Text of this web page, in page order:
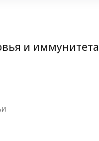
и иммунитета